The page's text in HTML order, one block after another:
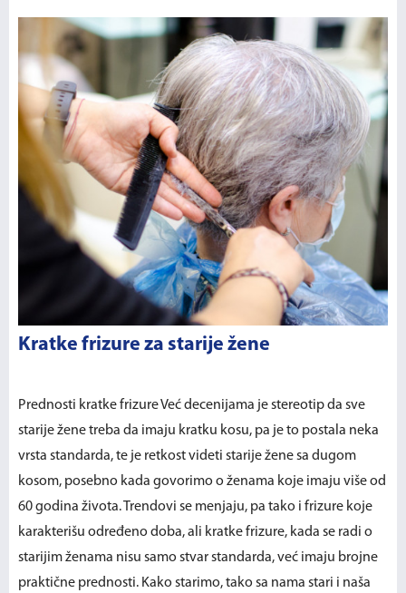
Kratke frizure za starije žene
Prednosti kratke frizure Već decenijama je stereotip da sve
starije žene treba da imaju kratku kosu, pa je to postala neka
vrsta standarda, te je retkost videti starije žene sa dugom
kosom, posebno kada govorimo o ženama koje imaju više od
60 godina života. Trendovi se menjaju, pa tako i frizure koje
karakterišu određeno doba, ali kratke frizure, kada se radi o
starijim ženama nisu samo stvar standarda, već imaju brojne
praktične prednosti. Kako starimo, tako sa nama stari i naša